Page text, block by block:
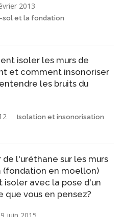
2013
sol et la fondation
isoler les murs de
et comment insonoriser
les bruits du
Isolation et insonorisation
l'uréthane sur les murs
(fondation en moellon)
avec la pose d'un
que vous en pensez?